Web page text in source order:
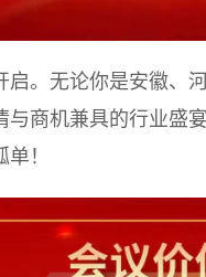
启。无论你是安徽、
商机兼具的行业盛
！